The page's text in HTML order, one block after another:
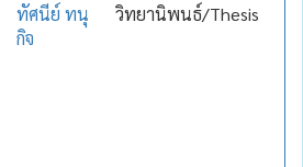
ทัศนีย์ ทนุ
กิจ
วิทยานิพนธ์/Thesis